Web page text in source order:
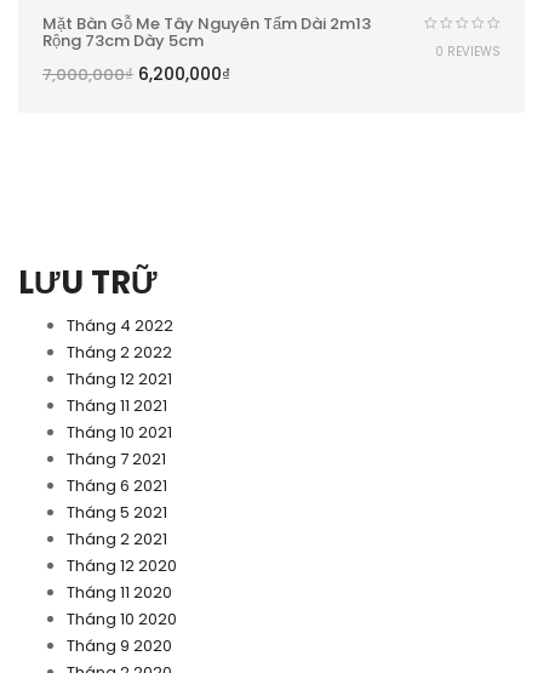
LƯU TRỮ
Tháng 4 2022
Tháng 2 2022
Tháng 12 2021
Tháng 11 2021
Tháng 10 2021
Tháng 7 2021
Tháng 6 2021
Tháng 5 2021
Tháng 2 2021
Tháng 12 2020
Tháng 11 2020
Tháng 10 2020
Tháng 9 2020
Mặt Bàn Gỗ Me Tây Nguyên Tấm Dài 2m13
Rộng 73cm Dày 5cm
7,000,000₫ 6,200,000₫
0 REVIEWS